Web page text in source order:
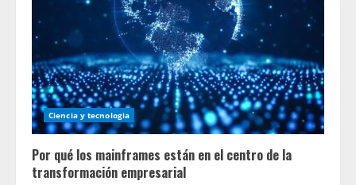
Ciencia y tecnologia
Por qué los mainframes están en el centro de la
transformación empresarial